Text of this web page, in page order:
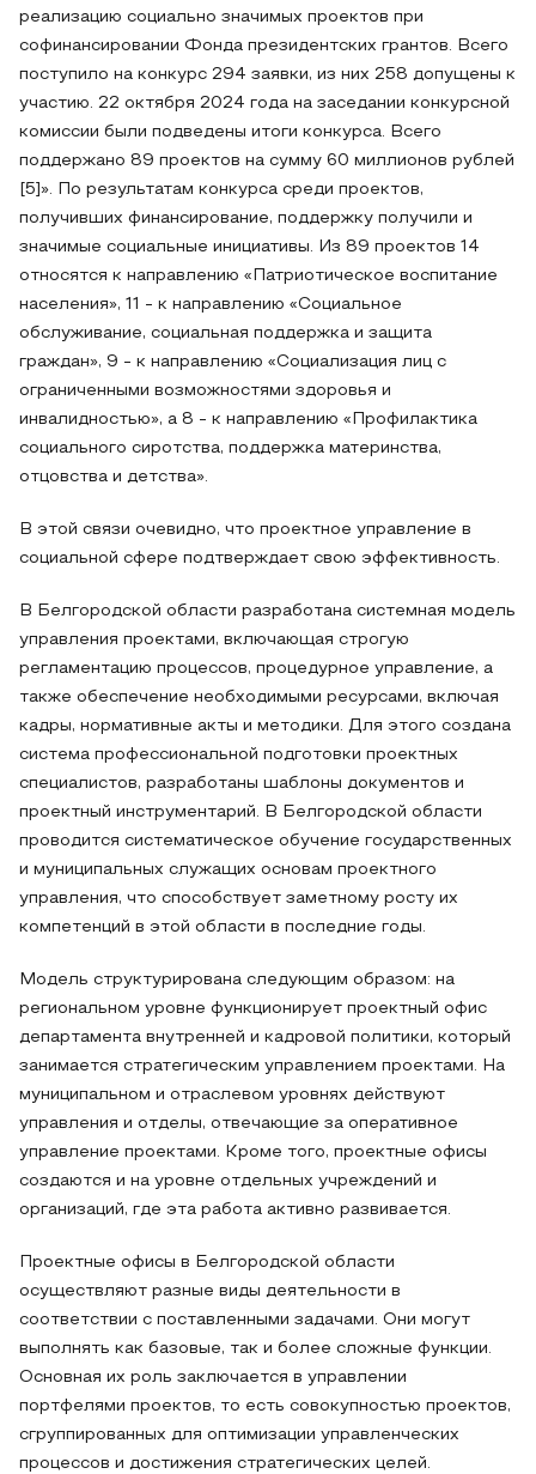
реализацию социально значимых проектов при
софинансировании Фонда президентских грантов. Всего
поступило на конкурс 294 заявки, из них 258 допущены к
участию. 22 октября 2024 года на заседании конкурсной
комиссии были подведены итоги конкурса. Всего
поддержано 89 проектов на сумму 60 миллионов рублей
[5]». По результатам конкурса среди проектов,
получивших финансирование, поддержку получили и
значимые социальные инициативы. Из 89 проектов 14
относятся к направлению «Патриотическое воспитание
населения», 11 - к направлению «Социальное
обслуживание, социальная поддержка и защита
граждан», 9 - к направлению «Социализация лиц с
ограниченными возможностями здоровья и
инвалидностью», а 8 - к направлению «Профилактика
социального сиротства, поддержка материнства,
отцовства и детства».
В этой связи очевидно, что проектное управление в
социальной сфере подтверждает свою эффективность.
В Белгородской области разработана системная модель
управления проектами, включающая строгую
регламентацию процессов, процедурное управление, а
также обеспечение необходимыми ресурсами, включая
кадры, нормативные акты и методики. Для этого создана
система профессиональной подготовки проектных
специалистов, разработаны шаблоны документов и
проектный инструментарий. В Белгородской области
проводится систематическое обучение государственных
и муниципальных служащих основам проектного
управления, что способствует заметному росту их
компетенций в этой области в последние годы.
Модель структурирована следующим образом: на
региональном уровне функционирует проектный офис
департамента внутренней и кадровой политики, который
занимается стратегическим управлением проектами. На
муниципальном и отраслевом уровнях действуют
управления и отделы, отвечающие за оперативное
управление проектами. Кроме того, проектные офисы
создаются и на уровне отдельных учреждений и
организаций, где эта работа активно развивается.
Проектные офисы в Белгородской области
осуществляют разные виды деятельности в
соответствии с поставленными задачами. Они могут
выполнять как базовые, так и более сложные функции.
Основная их роль заключается в управлении
портфелями проектов, то есть совокупностью проектов,
сгруппированных для оптимизации управленческих
процессов и достижения стратегических целей.